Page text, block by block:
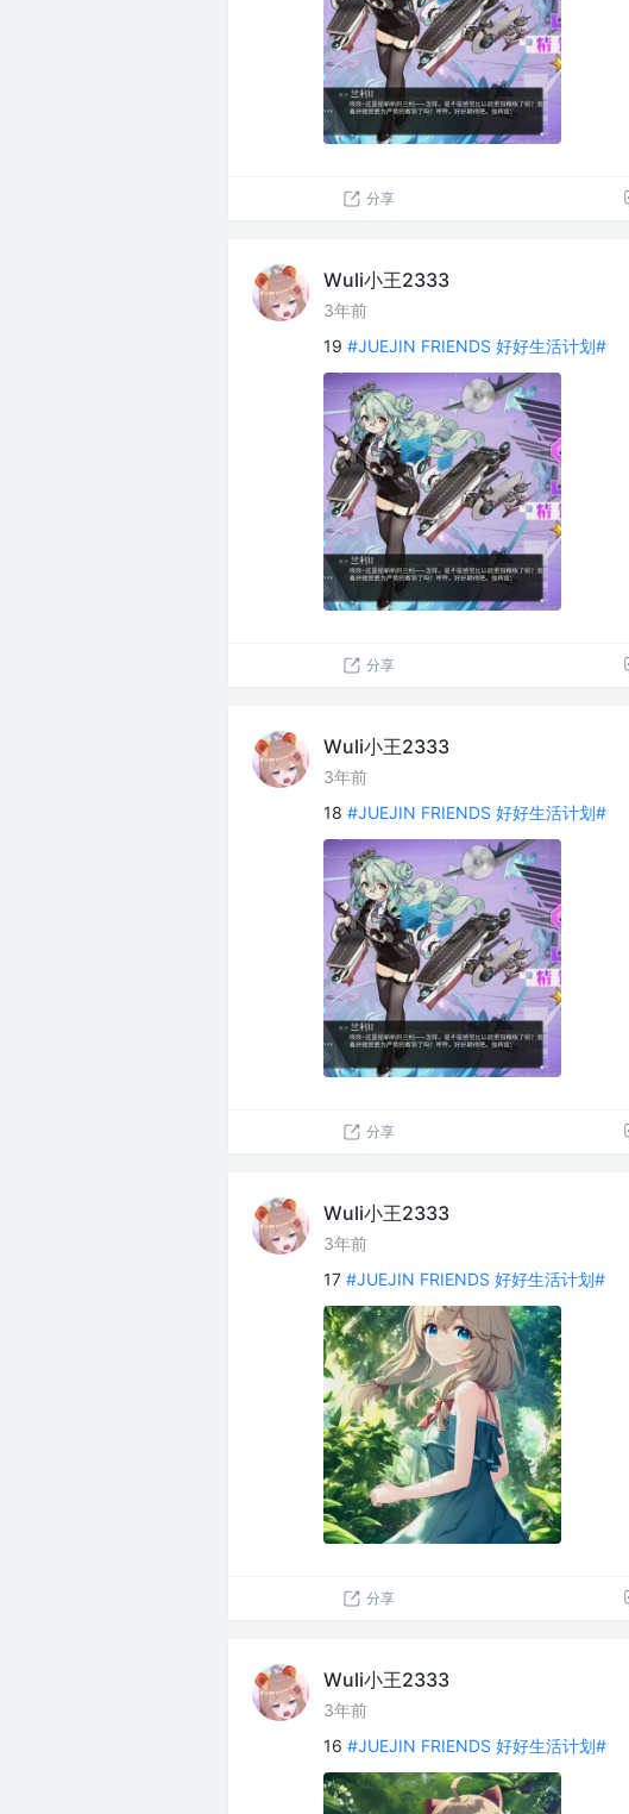
分享
Wuli小王2333
3年前
19 #JUEJIN FRIENDS 好好生活计划#
分享
Wuli小王2333
3年前
18 #JUEJIN FRIENDS 好好生活计划#
分享
Wuli小王2333
3年前
17 #JUEJIN FRIENDS 好好生活计划#
分享
Wuli小王2333
3年前
16 #JUEJIN FRIENDS 好好生活计划#